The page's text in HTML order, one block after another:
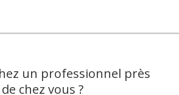
un professionnel près